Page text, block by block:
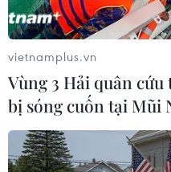
#Infographics
#Thông tin đồ họa
#xóa đói giảm nghèo
#đồng bào dân tộc thiểu số
Quảng Ninh
vietnamplus.vn
Vùng 3 Hải quân
bị sóng cuốn tại Mũi